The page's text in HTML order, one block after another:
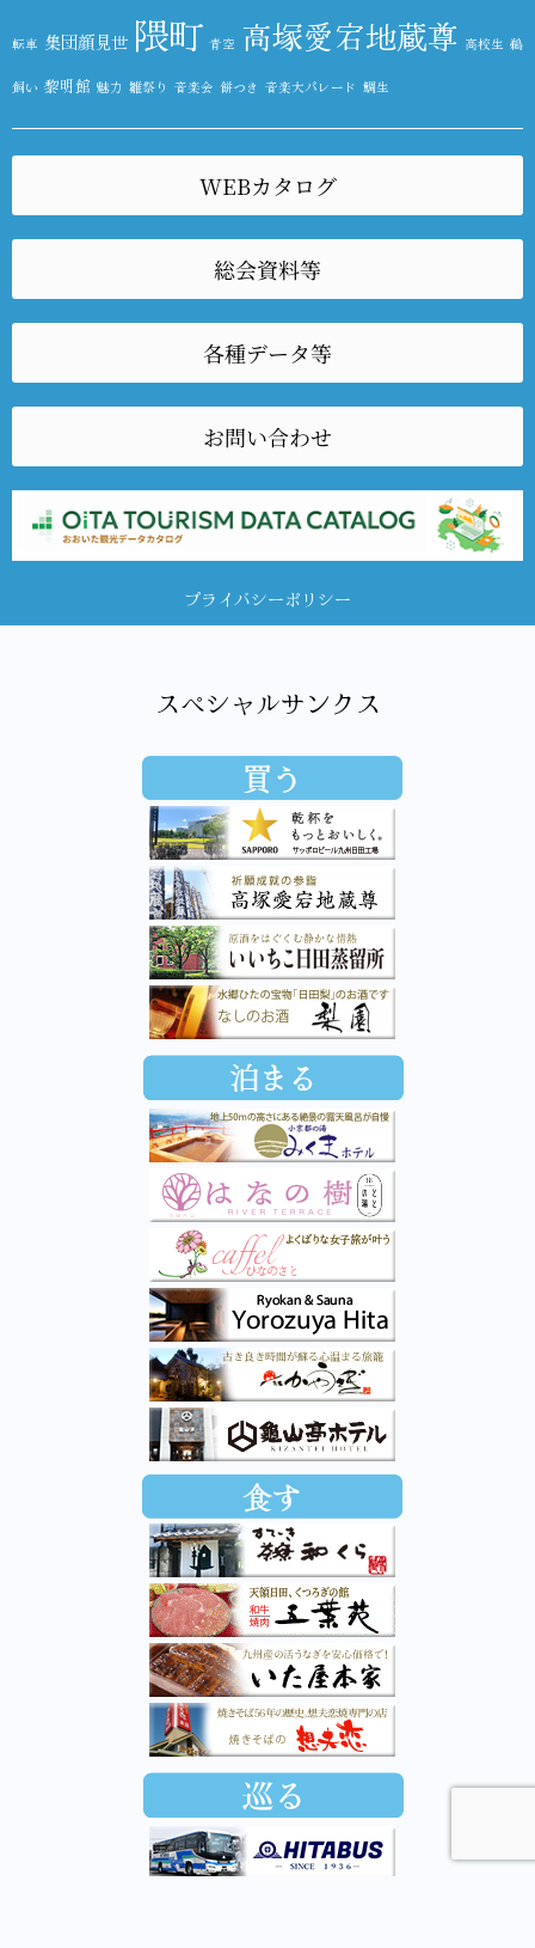
転車 集団顔見世 隈町 青空 高塚愛宕地蔵尊 高校生 鵜
飼い 黎明館 魅力 雛祭り 音楽会 餅つき 音楽大パレード 鯛生
WEBカタログ
総会資料等
各種データ等
お問い合わせ
プライバシーポリシー
スペシャルサンクス